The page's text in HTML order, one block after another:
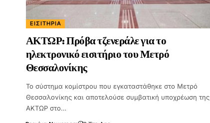
ΕΙΣΙΤΉΡΙΑ
ΑΚΤΩΡ: Πρόβα τζενεράλε για το
ηλεκτρονικό εισιτήριο του Μετρό
Θεσσαλονίκης
Το σύστημα κομίστρου που εγκαταστάθηκε στο Μετρό
Θεσσαλονίκης και αποτελούσε συμβατική υποχρέωση της
ΑΚΤΩΡ στο…